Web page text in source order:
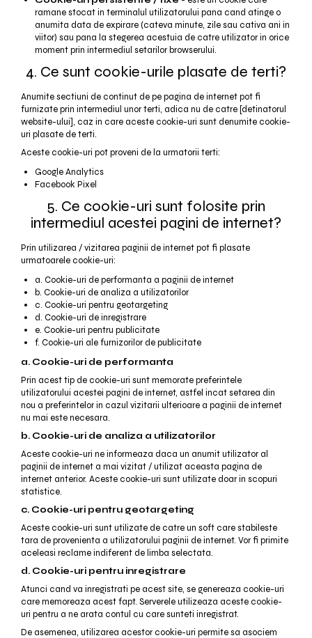
ramane stocat in terminalul utilizatorului pana cand atinge o
anumita data de expirare (cateva minute, zile sau cativa ani in
viitor) sau pana la stegerea acestuia de catre utilizator in orice
moment prin intermediul setarilor browserului.
4. Ce sunt cookie-urile plasate de terti?
Anumite sectiuni de continut de pe pagina de internet pot fi
furnizate prin intermediul unor terti, adica nu de catre [detinatorul
website-ului], caz in care aceste cookie-uri sunt denumite cookie-
uri plasate de terti.
Aceste cookie-uri pot proveni de la urmatorii terti:
Google Analytics
Facebook Pixel
5. Ce cookie-uri sunt folosite prin
intermediul acestei pagini de internet?
Prin utilizarea / vizitarea paginii de internet pot fi plasate
urmatoarele cookie-uri:
a. Cookie-uri de performanta a paginii de internet
b. Cookie-uri de analiza a utilizatorilor
c. Cookie-uri pentru geotargeting
d. Cookie-uri de inregistrare
e. Cookie-uri pentru publicitate
f. Cookie-uri ale furnizorilor de publicitate
a. Cookie-uri de performanta
Prin acest tip de cookie-uri sunt memorate preferintele
utilizatorului acestei pagini de internet, astfel incat setarea din
nou a preferintelor in cazul vizitarii ulterioare a paginii de internet
nu mai este necesara.
b. Cookie-uri de analiza a utilizatorilor
Aceste cookie-uri ne informeaza daca un anumit utilizator al
paginii de internet a mai vizitat / utilizat aceasta pagina de
internet anterior. Aceste cookie-uri sunt utilizate doar in scopuri
statistice.
c. Cookie-uri pentru geotargeting
Aceste cookie-uri sunt utilizate de catre un soft care stabileste
tara de provenienta a utilizatorului paginii de internet. Vor fi primite
aceleasi reclame indiferent de limba selectata.
d. Cookie-uri pentru inregistrare
Atunci cand va inregistrati pe acest site, se genereaza cookie-uri
care memoreaza acest fapt. Serverele utilizeaza aceste cookie-
uri pentru a ne arata contul cu care sunteti inregistrat.
De asemenea, utilizarea acestor cookie-uri permite sa asociem